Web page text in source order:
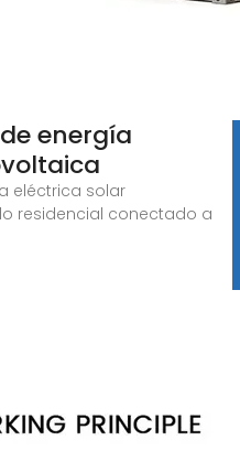
energía
eléctrica solar
residencial conectado a